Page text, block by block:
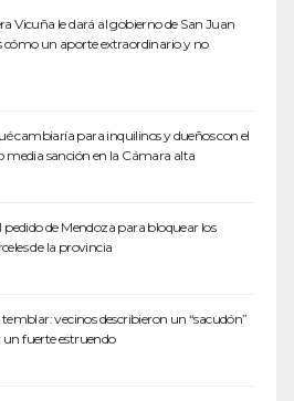
Vicuña le dará al gobierno de San Juan
cómo un aporte extraordinario y no
cambiaría para inquilinos y dueños con el
media sanción en la Cámara alta
pedido de Mendoza para bloquear los
de la provincia
vecinos describieron un “sacudón”
fuerte estruendo